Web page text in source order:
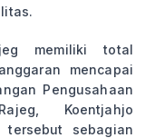
memiliki total
mencapai
Pengusahaan
Koentjahjo
tersebut sebagian